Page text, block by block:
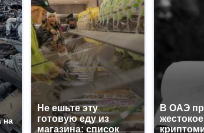
на
Не ешьте эту
готовую еду из
магазина: список
В ОАЭ